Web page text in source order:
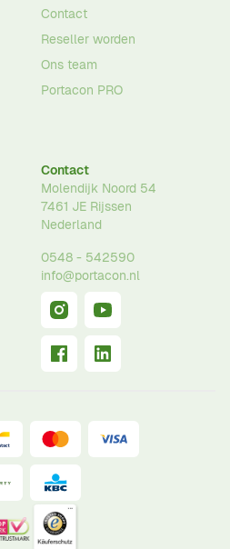
Contact
Reseller worden
Ons team
Portacon PRO
Contact
Molendijk Noord 54
7461 JE Rijssen
Nederland
0548 - 542590
info@portacon.nl